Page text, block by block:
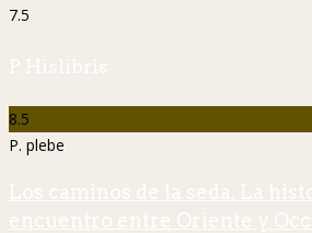
7.5
P. Hislibris
8.5
P. plebe
Los caminos de la seda. La
encuentro entre Oriente y